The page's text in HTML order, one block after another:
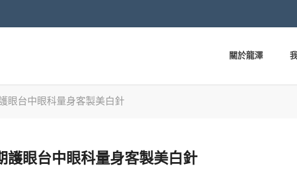
關於龍澤
眼台中眼科量身客製美白針
護眼台中眼科量身客製美白針